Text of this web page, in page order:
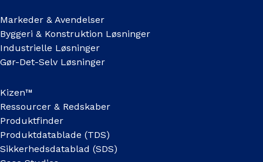
Markeder & Avendelser
Byggeri & Konstruktion Løsninger
Industrielle Løsninger
Gør-Det-Selv Løsninger
Kizen™
Ressourcer & Redskaber
Produktfinder
Produktdatablade (TDS)
Sikkerhedsdatablad (SDS)